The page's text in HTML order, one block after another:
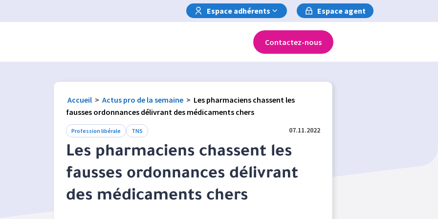
Espace adhérents
Espace agent
Contactez-nous
Accueil > Actus pro de la semaine > Les pharmaciens chassent les
fausses ordonnances délivrant des médicaments chers
Profession libérale TNS 07.11.2022
Les pharmaciens chassent les
fausses ordonnances délivrant
des médicaments chers